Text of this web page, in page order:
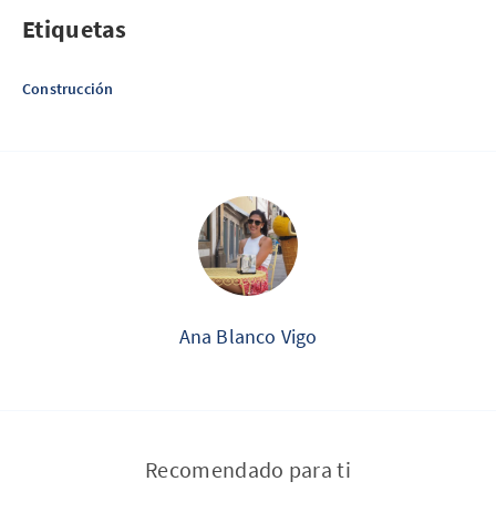
Etiquetas
Construcción
Ana Blanco Vigo
Recomendado para ti